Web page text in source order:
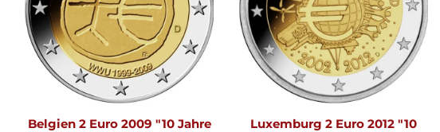
Belgien 2 Euro 2009 "10 Jahre
Luxemburg 2 Euro 2012 "10